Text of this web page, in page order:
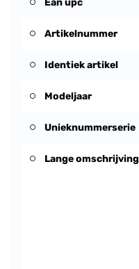
Ean upc
Artikelnummer
Identiek artikel
Modeljaar
Unieknummerserie
Lange omschrijving